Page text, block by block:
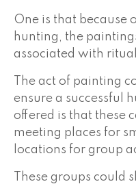
One is that because
hunting, the
associated with
The act of painting
ensure a successful
offered is that these
meeting places for
locations for group
These groups could